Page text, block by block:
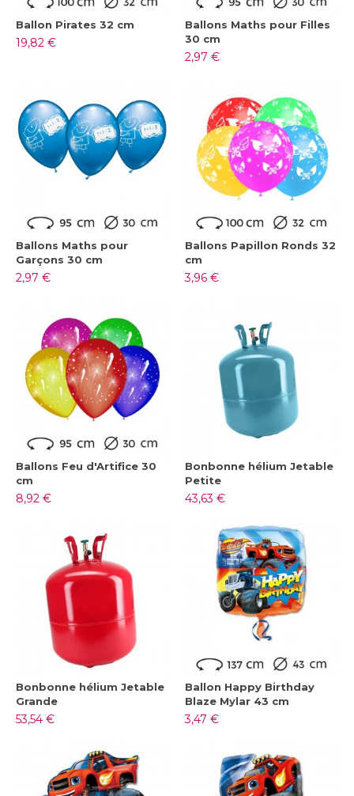
Ballon Pirates 32 cm
19,82 €
Ballons Maths pour Filles
30 cm
2,97 €
Ballons Maths pour
Garçons 30 cm
2,97 €
Ballons Papillon Ronds 32
cm
3,96 €
Ballons Feu d'Artifice 30
cm
8,92 €
Bonbonne hélium Jetable
Petite
43,63 €
Bonbonne hélium Jetable
Grande
53,54 €
Ballon Happy Birthday
Blaze Mylar 43 cm
3,47 €